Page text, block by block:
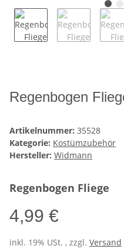
Regenbogen
Artikelnummer: 35528
Kategorie: Kostümzubehör
Hersteller: Widmann
Regenbogen Fliege
4,99 €
inkl. 19% USt. , zzgl. Versand